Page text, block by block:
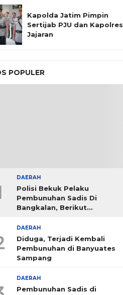
Kapolda Jatim Pimpin
Sertijab PJU dan Kapolres
Jajaran
POPULER
DAERAH
Polisi Bekuk Pelaku
Pembunuhan Sadis Di
Bangkalan, Berikut
DAERAH
Diduga, Terjadi Kembali
Pembunuhan di Banyuates
Sampang
DAERAH
Pembunuhan Sadis di